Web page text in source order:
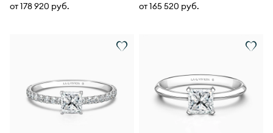
от 178 920 руб.
от 165 520 руб.